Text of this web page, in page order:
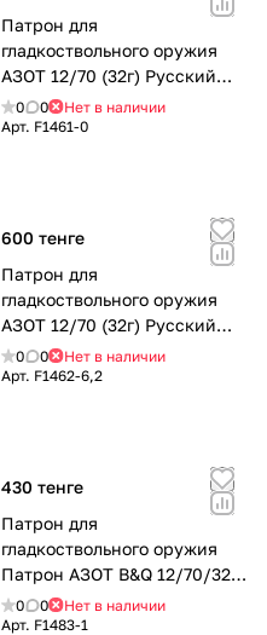
Патрон для
гладкоствольного оружия
АЗОТ 12/70 (32г) Русский
Охотник №0 Порох РФ
0 0
Нет в наличии
Арт. F1461-0
600 тенге
Патрон для
гладкоствольного оружия
АЗОТ 12/70 (32г) Русский
Охотник карт. 6,2
0 0
Нет в наличии
Арт. F1462-6,2
430 тенге
Патрон для
гладкоствольного оружия
Патрон АЗОТ B&Q 12/70/32
№ 1
0 0
Нет в наличии
Арт. F1483-1